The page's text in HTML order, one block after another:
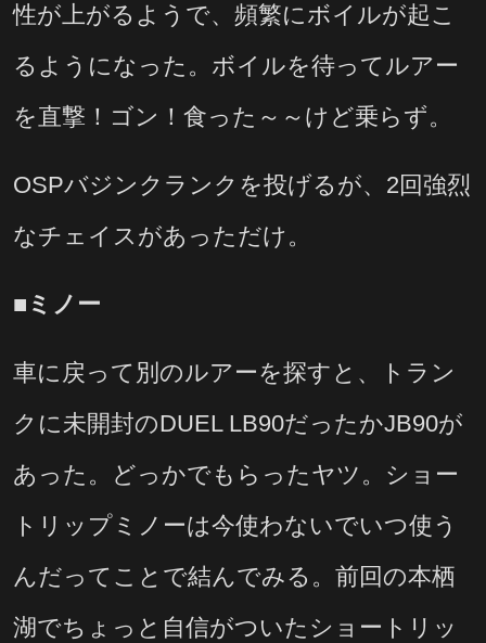
性が上がるようで、頻繁にボイルが起こ
るようになった。ボイルを待ってルアー
を直撃！ゴン！食った～～けど乗らず。
OSPバジンクランクを投げるが、2回強烈
なチェイスがあっただけ。
■ミノー
車に戻って別のルアーを探すと、トラン
クに未開封のDUEL LB90だったかJB90が
あった。どっかでもらったヤツ。ショー
トリップミノーは今使わないでいつ使う
んだってことで結んでみる。前回の本栖
湖でちょっと自信がついたショートリッ